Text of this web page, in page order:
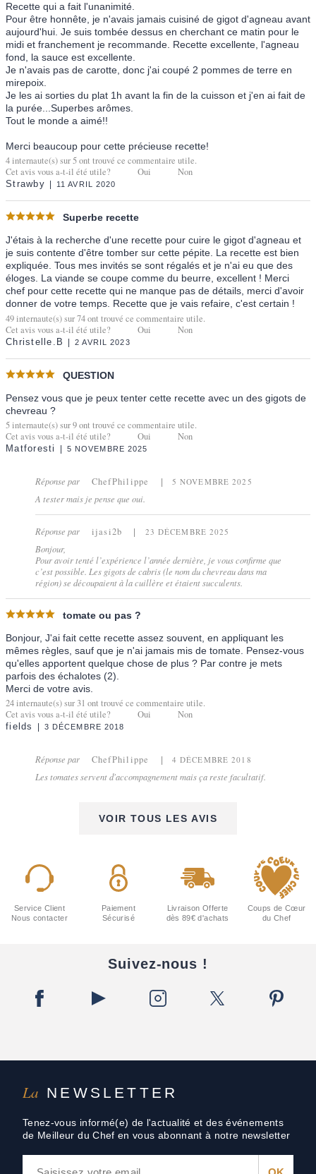
Recette qui a fait l'unanimité.
Pour être honnête, je n'avais jamais cuisiné de gigot d'agneau avant
aujourd'hui. Je suis tombée dessus en cherchant ce matin pour le
midi et franchement je recommande. Recette excellente, l'agneau
fond, la sauce est excellente.
Je n'avais pas de carotte, donc j'ai coupé 2 pommes de terre en
mirepoix.
Je les ai sorties du plat 1h avant la fin de la cuisson et j'en ai fait de
la purée...Superbes arômes.
Tout le monde a aimé!!
Merci beaucoup pour cette précieuse recette!
4internaute(s) sur5ont trouvé ce commentaire utile.
Cet avis vous a-t-il été utile?
Oui Non
Strawby 11 AVRIL 2020
Superbe recette
J'étais à la recherche d'une recette pour cuire le gigot d'agneau et
je suis contente d'être tomber sur cette pépite. La recette est bien
expliquée. Tous mes invités se sont régalés et je n'ai eu que des
éloges. La viande se coupe comme du beurre, excellent ! Merci
chef pour cette recette qui ne manque pas de détails, merci d'avoir
donner de votre temps. Recette que je vais refaire, c'est certain !
49internaute(s) sur74ont trouvé ce commentaire utile.
Cet avis vous a-t-il été utile?
Oui Non
Christelle.B 2 AVRIL 2023
QUESTION
Pensez vous que je peux tenter cette recette avec un des gigots de
chevreau ?
5internaute(s) sur9ont trouvé ce commentaire utile.
Cet avis vous a-t-il été utile?
Oui Non
Matforesti 5 NOVEMBRE 2025
Réponse par ChefPhilippe 5 NOVEMBRE 2025
A tester mais je pense que oui.
Réponse par ijasi2b 23 DÉCEMBRE 2025
Bonjour,
Pour avoir tenté l’expérience l’année dernière, je vous confirme que
c’est possible. Les gigots de cabris (le nom du chevreau dans ma
région) se découpaient à la cuillère et étaient succulents.
tomate ou pas ?
Bonjour, J'ai fait cette recette assez souvent, en appliquant les
mêmes règles, sauf que je n'ai jamais mis de tomate. Pensez-vous
qu'elles apportent quelque chose de plus ? Par contre je mets
parfois des échalotes (2).
Merci de votre avis.
24internaute(s) sur31 ont trouvé ce commentaire utile.
Cet avis vous a-t-il été utile?
Oui Non
fields 3 DÉCEMBRE 2018
Réponse par ChefPhilippe 4 DÉCEMBRE 2018
Les tomates servent d'accompagnement mais ça reste facultatif.
VOIR TOUS LES AVIS
La NEWSLETTER
Tenez-vous informé(e) de l'actualité et des événements
de Meilleur du Chef en vous abonnant à notre newsletter
Service Client
Nous contacter
Paiement
Sécurisé
Livraison Offerte
dès 89€ d'achats
Coups de Cœur
du Chef
Suivez-nous !